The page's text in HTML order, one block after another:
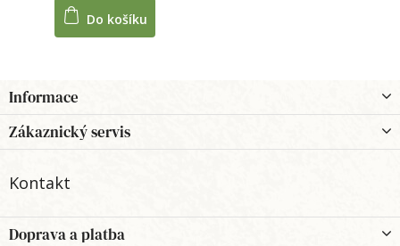
Do košíku
á
p
a
Informace
Zákaznický servis
Kontakt
Doprava a platba